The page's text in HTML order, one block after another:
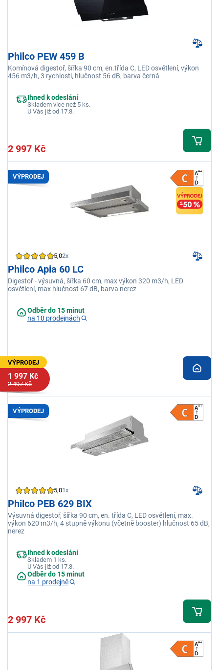
Philco PEW 459 B
Komínová digestoř, šířka 90 cm, en.třída C, LED osvětlení, výkon
456 m3/h, 3 rychlosti, hlučnost 56 dB, barva černá
Ihned k odeslání
Skladem více než 5 ks.
U Vás již od 17.8.
2 997 Kč
VÝPRODEJ
5,02x
Philco Apia 60 LC
Digestoř - výsuvná, šířka 60 cm, max výkon 320 m3/h, LED
osvětlení, max hlučnost 67 dB, barva nerez
Odběr do 15 minut
na 10 prodejnách
VÝPRODEJ
1 997 Kč
2 497 Kč
VÝPRODEJ
5,01x
Philco PEB 629 BIX
Výsuvná digestoř, šířka 90 cm, en. třída C, LED osvětlení, max.
výkon 620 m3/h, 4 stupně výkonu (včetně booster) hlučnost 65 dB,
nerez
Ihned k odeslání
Skladem 1 ks.
U Vás již od 17.8.
Odběr do 15 minut
na 1 prodejně
2 997 Kč